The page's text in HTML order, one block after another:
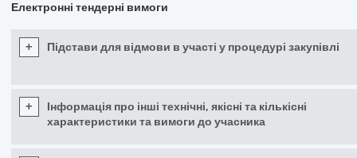
Електронні тендерні вимоги
+ Підстави для відмови в участі у процедурі закупівлі
+
Інформація про інші технічні, якісні та кількісні
характеристики та вимоги до учасника